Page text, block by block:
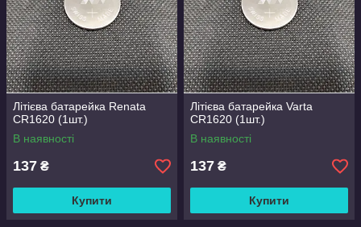
Літієва батарейка Renata
CR1620 (1шт.)
В наявності
137 ₴
Купити
Літієва батарейка Varta
CR1620 (1шт.)
В наявності
137 ₴
Купити